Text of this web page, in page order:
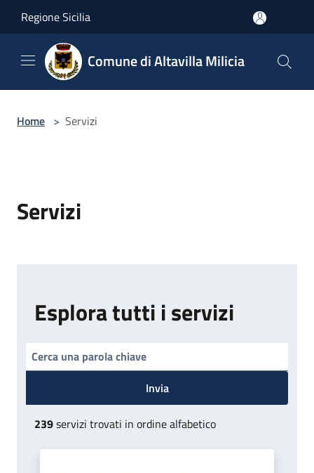
Regione Sicilia
Comune di Altavilla Milicia
Home > Servizi
Servizi
Esplora tutti i servizi
Invia
239servizi trovati in ordine alfabetico